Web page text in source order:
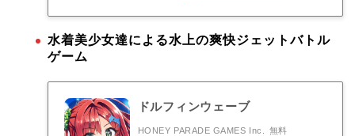
水着美少女達による水上の爽快ジェットバトル
ゲーム
ドルフィンウェーブ
HONEY PARADE GAMES Inc. 無料